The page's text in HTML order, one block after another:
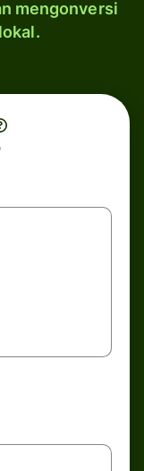
mengonversi